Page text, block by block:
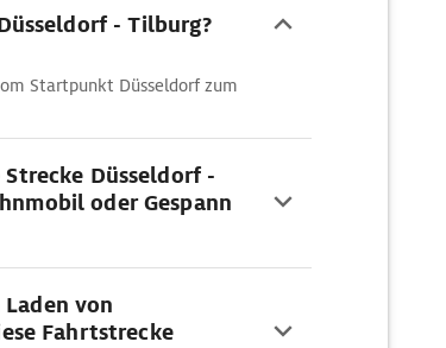
- Tilburg?
Startpunkt Düsseldorf zum
Düsseldorf -
oder Gespann
von
Fahrtstrecke